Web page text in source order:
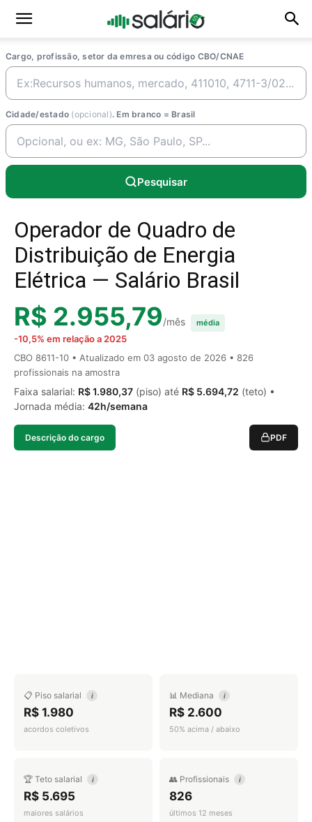
Cargo, profissão, setor da emresa ou código CBO/CNAE
Cidade/estado (opcional). Em branco = Brasil
Pesquisar
Operador de Quadro de
Distribuição de Energia
Elétrica — Salário Brasil
R$ 2.955,79/mês média
-10,5% em relação a 2025
CBO 8611-10 • Atualizado em 03 agosto de 2026 • 826
profissionais na amostra
Faixa salarial: R$ 1.980,37 (piso) até R$ 5.694,72 (teto) •
Jornada média: 42h/semana
Descrição do cargo PDF
📋 Piso salarial i
R$ 1.980
acordos coletivos
📊 Mediana i
R$ 2.600
50% acima / abaixo
🏆 Teto salarial i
R$ 5.695
maiores salários
👥 Profissionais i
826
últimos 12 meses